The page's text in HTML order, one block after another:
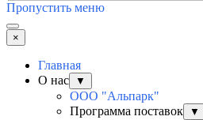
Пропустить меню
×
Главная
О нас
▼
ООО "Альпарк"
Программа поставок
▼